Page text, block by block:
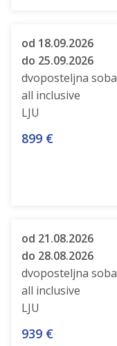
od 18.09.2026
do 25.09.2026
dvoposteljna soba
all inclusive
LJU
899 €
od 21.08.2026
do 28.08.2026
dvoposteljna soba
all inclusive
LJU
939 €